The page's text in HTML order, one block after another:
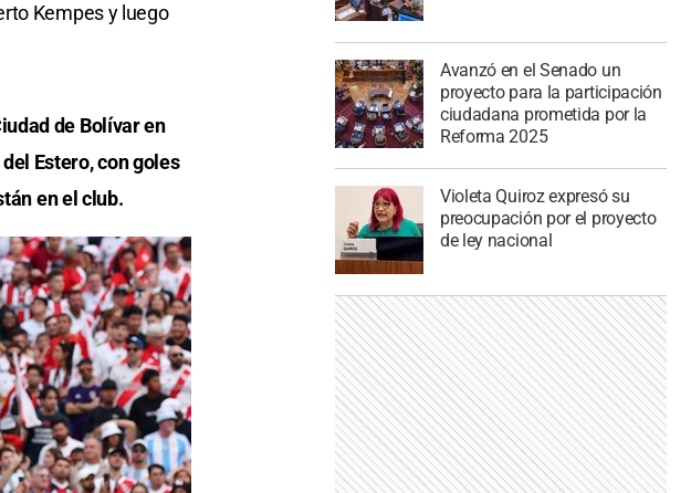
Kempes y luego
de Bolívar en
Estero, con goles
en el club.
Avanzó en el Senado un
proyecto para la participación
ciudadana prometida por la
Reforma 2025
Violeta Quiroz expresó su
preocupación por el proyecto
de ley nacional